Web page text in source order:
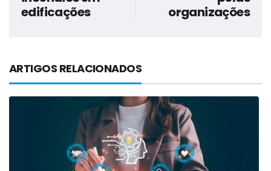
edificações
organizações
ARTIGOS RELACIONADOS